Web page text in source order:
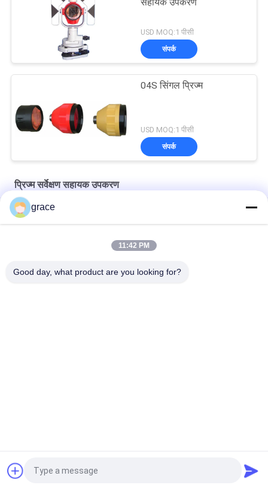
सहायक उपकरण
USD MOQ:1 पीसी
संपर्क
04S सिंगल प्रिज्म
USD MOQ:1 पीसी
संपर्क
प्रिज्म सर्वेक्षण सहायक उपकरण
30 मिमी मिनी 360d प्रिज्म सर्वेक्षण सहायक उपकरण
grace
11:42 PM
Good day, what product are you looking for?